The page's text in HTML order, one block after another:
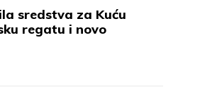
sredstva za Kuću
regatu i novo